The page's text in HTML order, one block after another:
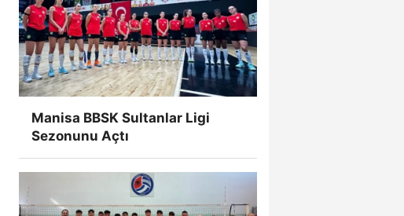
Manisa BBSK Sultanlar Ligi
Sezonunu Açtı